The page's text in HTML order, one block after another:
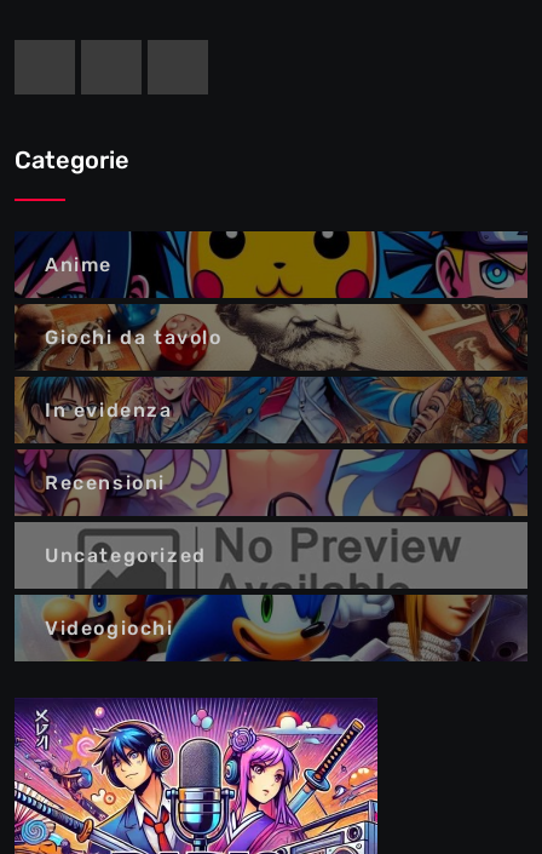
Categorie
Anime
Giochi da tavolo
In evidenza
Recensioni
Uncategorized
Videogiochi